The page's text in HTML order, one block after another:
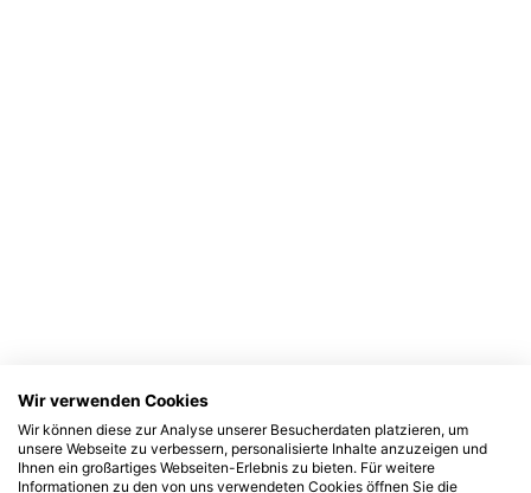
Wir verwenden Cookies
Wir können diese zur Analyse unserer Besucherdaten platzieren, um
unsere Webseite zu verbessern, personalisierte Inhalte anzuzeigen und
Ihnen ein großartiges Webseiten-Erlebnis zu bieten. Für weitere
Informationen zu den von uns verwendeten Cookies öffnen Sie die